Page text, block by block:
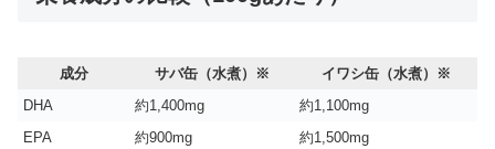
成分 サバ缶（水煮）※
イワシ缶（水煮）※
DHA
約1,400mg
約1,100mg
EPA
約900mg
約1,500mg